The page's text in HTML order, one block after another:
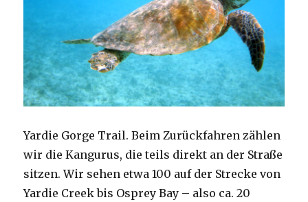
Yardie Gorge Trail. Beim Zurückfahren zählen
wir die Kangurus, die teils direkt an der Straße
sitzen. Wir sehen etwa 100 auf der Strecke von
Yardie Creek bis Osprey Bay – also ca. 20